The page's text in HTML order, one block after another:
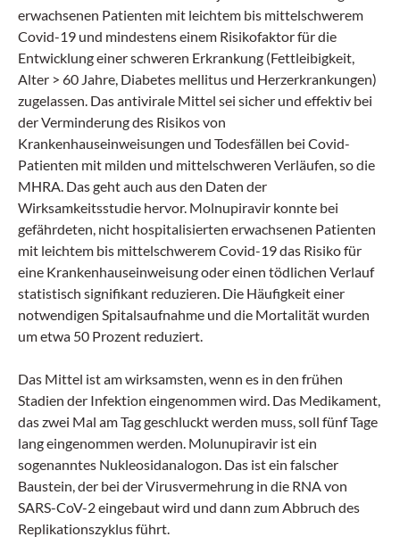
erwachsenen Patienten mit leichtem bis mittelschwerem
Covid-19 und mindestens einem Risikofaktor für die
Entwicklung einer schweren Erkrankung (Fettleibigkeit,
Alter > 60 Jahre, Diabetes mellitus und Herzerkrankungen)
zugelassen. Das antivirale Mittel sei sicher und effektiv bei
der Verminderung des Risikos von
Krankenhauseinweisungen und Todesfällen bei Covid-
Patienten mit milden und mittelschweren Verläufen, so die
MHRA. Das geht auch aus den Daten der
Wirksamkeitsstudie hervor. Molnupiravir konnte bei
gefährdeten, nicht hospitalisierten erwachsenen Patienten
mit leichtem bis mittelschwerem Covid-19 das Risiko für
eine Krankenhauseinweisung oder einen tödlichen Verlauf
statistisch signifikant reduzieren. Die Häufigkeit einer
notwendigen Spitalsaufnahme und die Mortalität wurden
um etwa 50 Prozent reduziert.
Das Mittel ist am wirksamsten, wenn es in den frühen
Stadien der Infektion eingenommen wird. Das Medikament,
das zwei Mal am Tag geschluckt werden muss, soll fünf Tage
lang eingenommen werden. Molunupiravir ist ein
sogenanntes Nukleosidanalogon. Das ist ein falscher
Baustein, der bei der Virusvermehrung in die RNA von
SARS-CoV-2 eingebaut wird und dann zum Abbruch des
Replikationszyklus führt.